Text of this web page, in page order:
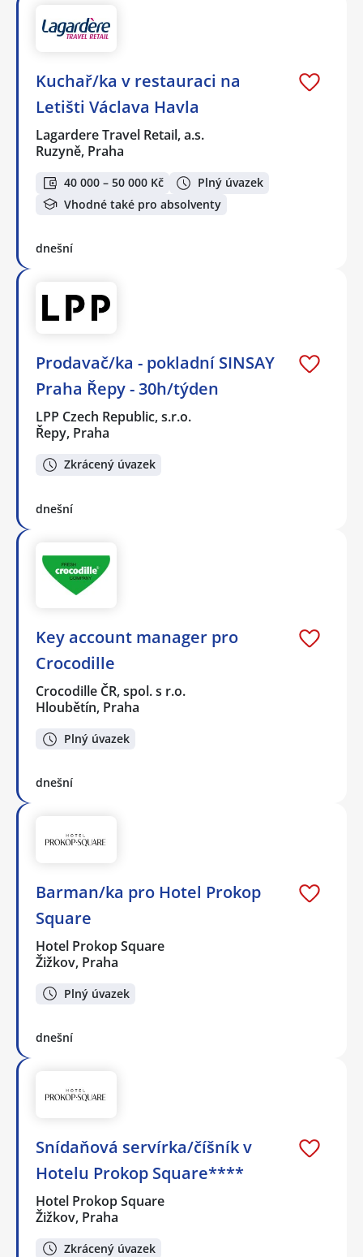
Kuchař/ka v restauraci na
Letišti Václava Havla
Lagardere Travel Retail, a.s.
Ruzyně, Praha
40 000 – 50 000 Kč
Plný úvazek
Vhodné také pro absolventy
dnešní
Prodavač/ka - pokladní SINSAY
Praha Řepy - 30h/týden
LPP Czech Republic, s.r.o.
Řepy, Praha
Zkrácený úvazek
dnešní
Key account manager pro
Crocodille
Crocodille ČR, spol. s r.o.
Hloubětín, Praha
Plný úvazek
dnešní
Barman/ka pro Hotel Prokop
Square
Hotel Prokop Square
Žižkov, Praha
Plný úvazek
dnešní
Snídaňová servírka/číšník v
Hotelu Prokop Square****
Hotel Prokop Square
Žižkov, Praha
Zkrácený úvazek